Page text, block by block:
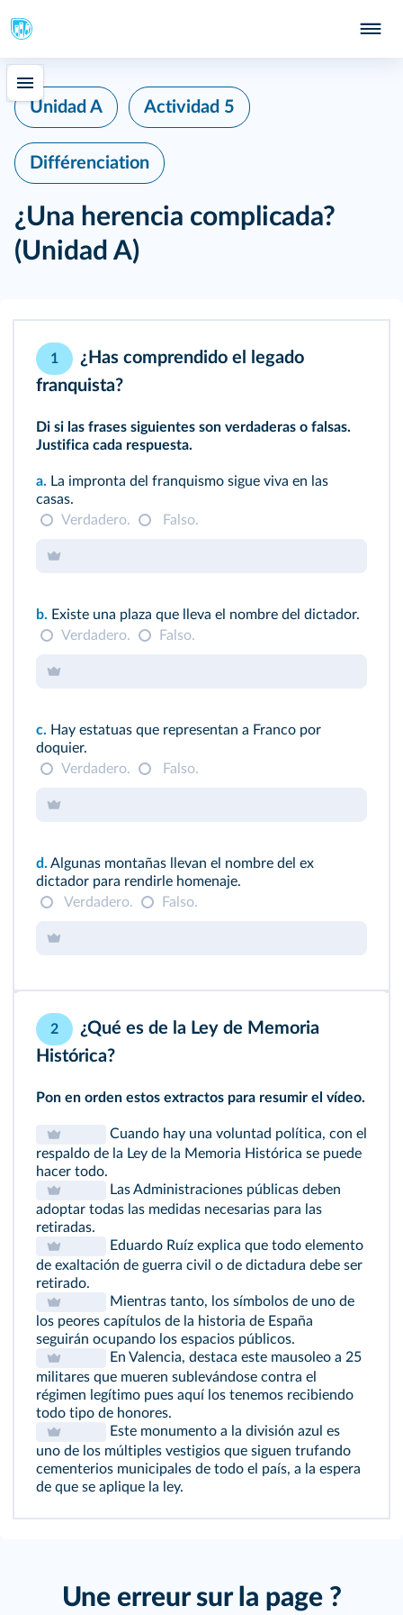
Unidad A Actividad 5
Différenciation
¿Una herencia complicada?
(Unidad A)
1
¿Has comprendido el legado
franquista?
Di si las frases siguientes son verdaderas o falsas.
Justifica cada respuesta.
a. La impronta del franquismo sigue viva en las
casas.
Verdadero.
Falso.
b. Existe una plaza que lleva el nombre del dictador.
Verdadero.
Falso.
c. Hay estatuas que representan a Franco por
doquier.
Verdadero.
Falso.
d. Algunas montañas llevan el nombre del ex
dictador para rendirle homenaje.
Verdadero.
Falso.
2
¿Qué es de la Ley de Memoria
Histórica?
Pon en orden estos extractos para resumir el vídeo.
Cuando hay una voluntad política, con el
respaldo de la Ley de la Memoria Histórica se puede
hacer todo.
Las Administraciones públicas deben
adoptar todas las medidas necesarias para las
retiradas.
Eduardo Ruíz explica que todo elemento
de exaltación de guerra civil o de dictadura debe ser
retirado.
Mientras tanto, los símbolos de uno de
los peores capítulos de la historia de España
seguirán ocupando los espacios públicos.
En Valencia, destaca este mausoleo a 25
militares que mueren sublevándose contra el
régimen legítimo pues aquí los tenemos recibiendo
todo tipo de honores.
Este monumento a la división azul es
uno de los múltiples vestigios que siguen trufando
cementerios municipales de todo el país, a la espera
de que se aplique la ley.
Une erreur sur la page ?